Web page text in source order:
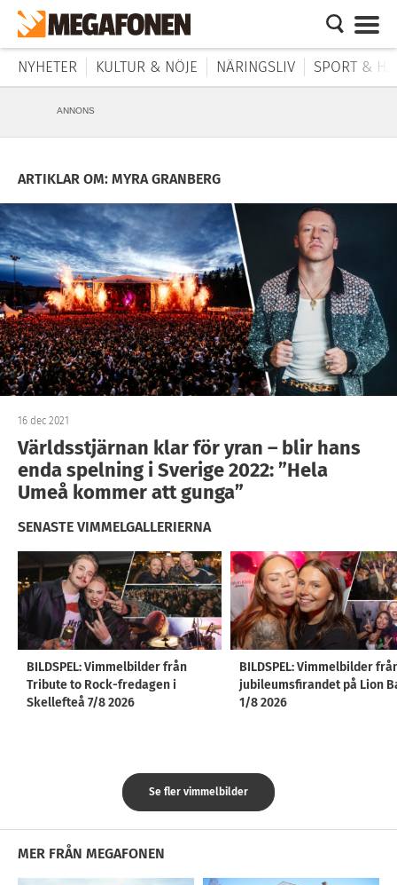
NYHETER KULTUR & NÖJE NÄRINGSLIV SPORT &
ANNONS
ARTIKLAR OM: MYRA GRANBERG
16 dec 2021
Världsstjärnan klar för yran – blir hans
enda spelning i Sverige 2022: ”Hela
Umeå kommer att gunga”
SENASTE VIMMELGALLERIERNA
BILDSPEL: Vimmelbilder från
Tribute to Rock-fredagen i
Skellefteå 7/8 2026
BILDSPEL: Vimmelbilder
jubileumsfirandet på Lion
1/8 2026
Se fler vimmelbilder
MER FRÅN MEGAFONEN